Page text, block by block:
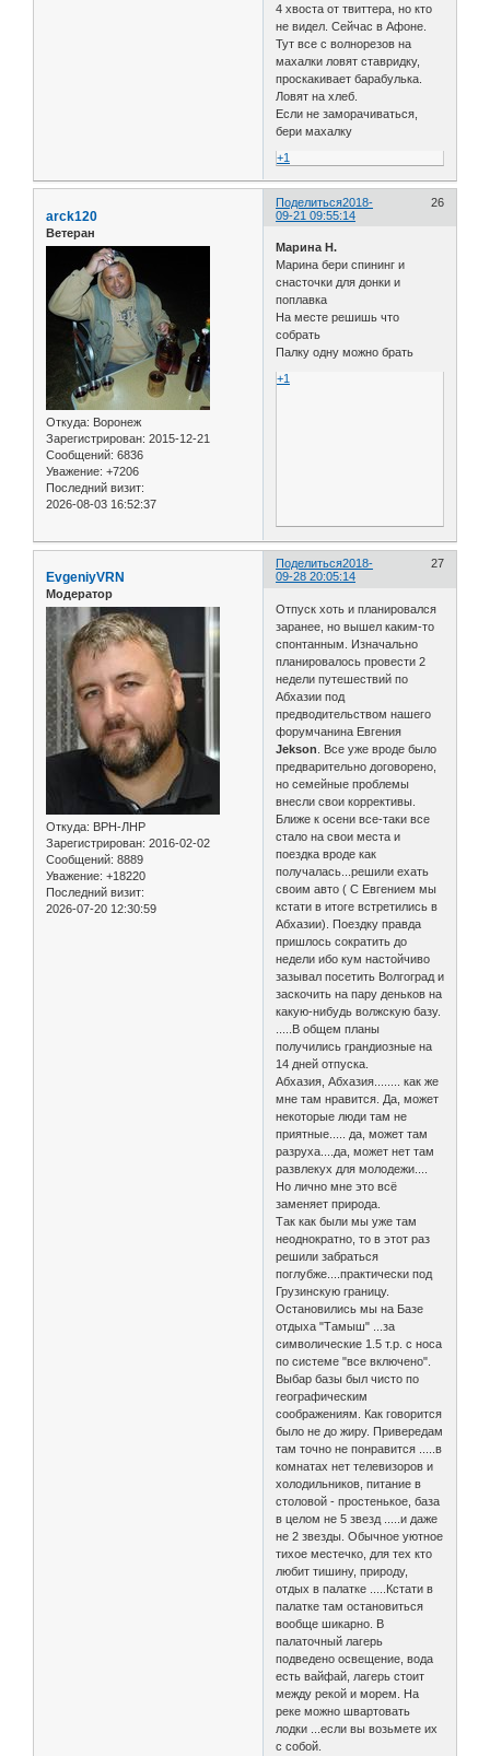
4 хвоста от твиттера, но кто
не видел. Сейчас в Афоне.
Тут все с волнорезов на
махалки ловят ставридку,
проскакивает барабулька.
Ловят на хлеб.
Если не заморачиваться,
бери махалку
+1
Поделиться 26
2018-
09-21 09:55:14
arck120
Ветеран
Откуда: Воронеж
Зарегистрирован: 2015-12-21
Сообщений: 6836
Уважение: +7206
Последний визит:
2026-08-03 16:52:37
Марина Н.
Марина бери спининг и
снасточки для донки и
поплавка
На месте решишь что
собрать
Палку одну можно брать
+1
Поделиться 27
2018-
09-28 20:05:14
EvgeniyVRN
Модератор
Откуда: ВРН-ЛНР
Зарегистрирован: 2016-02-02
Сообщений: 8889
Уважение: +18220
Последний визит:
2026-07-20 12:30:59
Отпуск хоть и планировался
заранее, но вышел каким-то
спонтанным. Изначально
планировалось провести 2
недели путешествий по
Абхазии под
предводительством нашего
форумчанина Евгения
Jekson . Все уже вроде было
предварительно договорено,
но семейные проблемы
внесли свои коррективы.
Ближе к осени все-таки все
стало на свои места и
поездка вроде как
получалась...решили ехать
своим авто ( С Евгением мы
кстати в итоге встретились в
Абхазии). Поездку правда
пришлось сократить до
недели ибо кум настойчиво
зазывал посетить Волгоград и
заскочить на пару деньков на
какую-нибудь волжскую базу.
.....В общем планы
получились грандиозные на
14 дней отпуска.
Абхазия, Абхазия........ как же
мне там нравится. Да, может
некоторые люди там не
приятные..... да, может там
разруха....да, может нет там
развлекух для молодежи....
Но лично мне это всё
заменяет природа.
Так как были мы уже там
неоднократно, то в этот раз
решили забраться
поглубже....практически под
Грузинскую границу.
Остановились мы на Базе
отдыха "Тамыш" ...за
символические 1.5 т.р. с носа
по системе "все включено".
Выбар базы был чисто по
географическим
соображениям. Как говорится
было не до жиру. Привередам
там точно не понравится .....в
комнатах нет телевизоров и
холодильников, питание в
столовой - простенькое, база
в целом не 5 звезд .....и даже
не 2 звезды. Обычное уютное
тихое местечко, для тех кто
любит тишину, природу,
отдых в палатке .....Кстати в
палатке там остановиться
вообще шикарно. В
палаточный лагерь
подведено освещение, вода
есть вайфай, лагерь стоит
между рекой и морем. На
реке можно швартовать
лодки ...если вы возьмете их
с собой.